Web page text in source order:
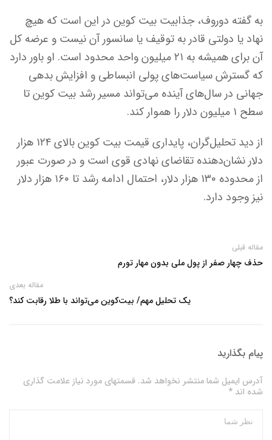
به گفته دوروف، جذابیت بیت‌ کوین در این است که هیچ
نهاد یا دولتی قادر به توقیف یا سانسور آن نیست و عرضه کل
آن برای همیشه به ۲۱ میلیون واحد محدود است. او باور دارد
که گسترش سیاست‌های پولی انبساطی و افزایش بدهی
جهانی در سال‌های آینده می‌تواند مسیر رشد بیت‌ کوین تا
سطح ۱ میلیون دلار را هموار کند.
از دید تحلیل‌گران، پایداری قیمت بیت‌ کوین بالای ۱۲۴ هزار
دلار نشان‌دهنده تقاضای نهادی قوی است و در صورت عبور
از محدوده ۱۳۰ هزار دلار، احتمال ادامه رشد تا ۱۶۰ هزار دلار
نیز وجود دارد.
مقاله قبلی
حذف چهار صفر از پول ملی بدون مهار تورم
مقاله بعدی
یک تحلیل مهم/ بیت‌کوین می‌تواند با طلا رقابت کند؟
پیام بگذارید
آدرس ایمیل شما منتشر نخواهد شد. قسمتهای مورد نیاز علامت گذاری
شده اند *